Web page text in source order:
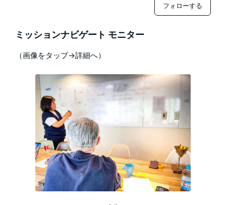
フォローする
ミッションナビゲート モニター
（画像をタップ→詳細へ）